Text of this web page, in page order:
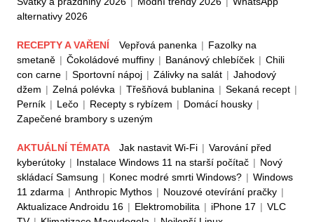
alternativy 2026
RECEPTY A VAŘENÍ Vepřová panenka | Fazolky na
smetaně | Čokoládové muffiny | Banánový chlebíček | Chili
con carne | Sportovní nápoj | Zálivky na salát | Jahodový
džem | Zelná polévka | Třešňová bublanina | Sekaná recept |
Perník | Lečo | Recepty s rybízem | Domácí housky |
Zapečené brambory s uzeným
AKTUÁLNÍ TÉMATA Jak nastavit Wi-Fi | Varování před
kyberútoky | Instalace Windows 11 na starší počítač | Nový
skládací Samsung | Konec modré smrti Windows? | Windows
11 zdarma | Anthropic Mythos | Nouzové otevírání pračky |
Aktualizace Androidu 16 | Elektromobilita | iPhone 17 | VLC